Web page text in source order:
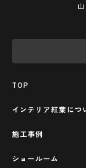
TOP
インテリア紅葉につ
施工事例
ショールーム